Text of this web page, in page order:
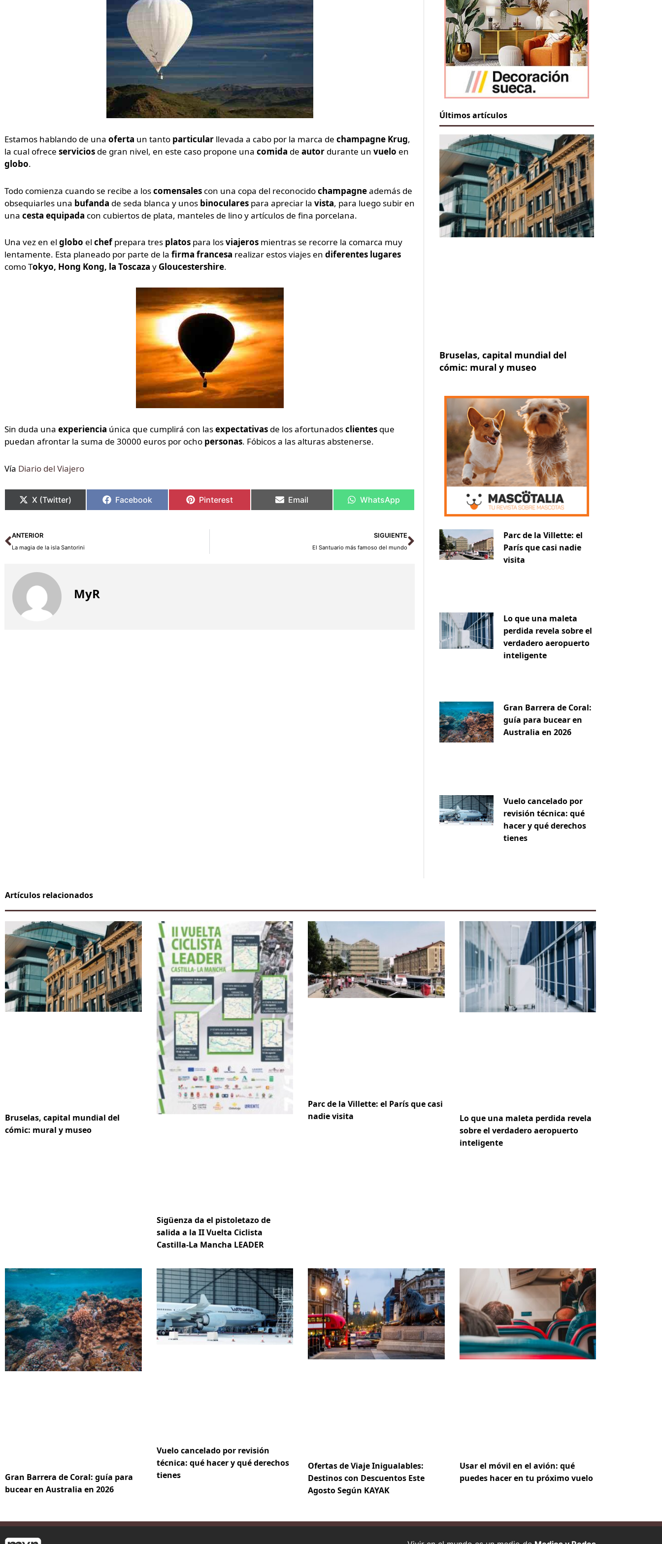
Estamos hablando de una oferta un tanto particular llevada a cabo por la marca de champagne Krug,
la cual ofrece servicios de gran nivel, en este caso propone una comida de autor durante un vuelo en
globo.
Todo comienza cuando se recibe a loscomensales con una copa del reconocidochampagneademás de
obsequiarles una bufanda de seda blanca y unos binoculares para apreciar la vista, para luego subir en
una cesta equipada con cubiertos de plata, manteles de lino y artículos de fina porcelana.
Una vez en el globo el chefprepara tres platos para losviajeros mientras se recorre la comarca muy
lentamente. Esta planeado por parte de la firma francesa realizar estos viajes en diferentes lugares
como Tokyo, Hong Kong, la Toscaza y Gloucestershire.
Sin duda una experiencia única que cumplirá con lasexpectativas de los afortunadosclientes que
puedan afrontar la suma de 30000 euros por ocho personas. Fóbicos a las alturas abstenerse.
Vía Diario del Viajero
X (Twitter) Facebook Pinterest Email WhatsApp
Ant
ANTERIOR
La magia de la isla Santorini
SIGUIENTE
El Santuario más famoso del mundo
Siguiente
MyR
Últimos artículos
Bruselas, capital mundial del
cómic: mural y museo
Parc de la Villette: el
París que casi nadie
visita
Lo que una maleta
perdida revela sobre el
verdadero aeropuerto
inteligente
Gran Barrera de Coral:
guía para bucear en
Australia en 2026
Vuelo cancelado por
revisión técnica: qué
hacer y qué derechos
tienes
Artículos relacionados
Bruselas, capital mundial del
cómic: mural y museo
Sigüenza da el pistoletazo de
salida a la II Vuelta Ciclista
Castilla-La Mancha LEADER
Parc de la Villette: el París que casi
nadie visita
Lo que una maleta perdida revela
sobre el verdadero aeropuerto
inteligente
Gran Barrera de Coral: guía para
bucear en Australia en 2026
Vuelo cancelado por revisión
técnica: qué hacer y qué derechos
tienes
Ofertas de Viaje Inigualables:
Destinos con Descuentos Este
Agosto Según KAYAK
Usar el móvil en el avión: qué
puedes hacer en tu próximo vuelo